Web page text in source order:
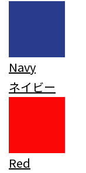
Navy
ネイビー
Red